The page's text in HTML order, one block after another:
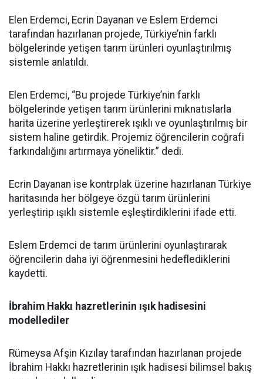
Elen Erdemci, Ecrin Dayanan ve Eslem Erdemci
tarafından hazırlanan projede, Türkiye’nin farklı
bölgelerinde yetişen tarım ürünleri oyunlaştırılmış
sistemle anlatıldı.
Elen Erdemci, “Bu projede Türkiye’nin farklı
bölgelerinde yetişen tarım ürünlerini mıknatıslarla
harita üzerine yerleştirerek ışıklı ve oyunlaştırılmış bir
sistem haline getirdik. Projemiz öğrencilerin coğrafi
farkındalığını artırmaya yöneliktir.” dedi.
Ecrin Dayanan ise kontrplak üzerine hazırlanan Türkiye
haritasında her bölgeye özgü tarım ürünlerini
yerleştirip ışıklı sistemle eşleştirdiklerini ifade etti.
Eslem Erdemci de tarım ürünlerini oyunlaştırarak
öğrencilerin daha iyi öğrenmesini hedeflediklerini
kaydetti.
İbrahim Hakkı hazretlerinin ışık hadisesini
modellediler
Rümeysa Afşin Kızılay tarafından hazırlanan projede
İbrahim Hakkı hazretlerinin ışık hadisesi bilimsel bakış